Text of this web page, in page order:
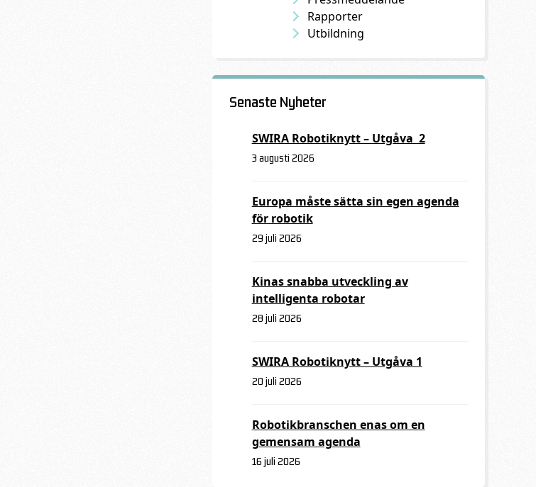
Rapporter
Utbildning
Senaste Nyheter
SWIRA Robotiknytt – Utgåva 2
3 augusti 2026
Europa måste sätta sin egen agenda
för robotik
29 juli 2026
Kinas snabba utveckling av
intelligenta robotar
28 juli 2026
SWIRA Robotiknytt – Utgåva 1
20 juli 2026
Robotikbranschen enas om en
gemensam agenda
16 juli 2026